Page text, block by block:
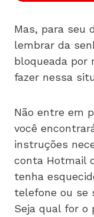
Mas, para seu
lembrar da
bloqueada por
fazer nessa
Não entre em
você
instruções
conta Hotmail
tenha
telefone ou se
Seja qual for o